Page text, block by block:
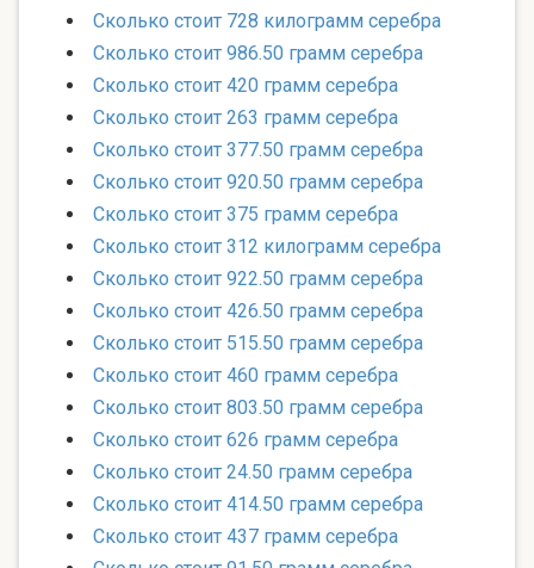
Сколько стоит 728 килограмм серебра
Сколько стоит 986.50 грамм серебра
Сколько стоит 420 грамм серебра
Сколько стоит 263 грамм серебра
Сколько стоит 377.50 грамм серебра
Сколько стоит 920.50 грамм серебра
Сколько стоит 375 грамм серебра
Сколько стоит 312 килограмм серебра
Сколько стоит 922.50 грамм серебра
Сколько стоит 426.50 грамм серебра
Сколько стоит 515.50 грамм серебра
Сколько стоит 460 грамм серебра
Сколько стоит 803.50 грамм серебра
Сколько стоит 626 грамм серебра
Сколько стоит 24.50 грамм серебра
Сколько стоит 414.50 грамм серебра
Сколько стоит 437 грамм серебра